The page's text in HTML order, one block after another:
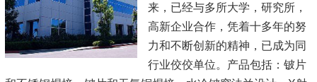
来，已经与多所大学，研究所，
高新企业合作，凭着十多年的努
力和不断创新的精神，已成为同
行业佼佼单位。产品包括：铍片